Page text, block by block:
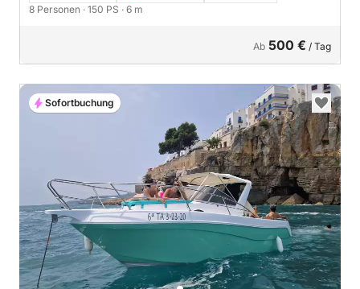
8 Personen · 150 PS · 6 m
Ab 500 € / Tag
Sofortbuchung